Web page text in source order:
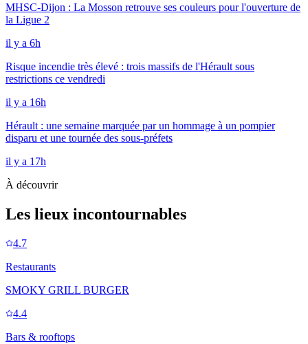
MHSC-Dijon : La Mosson retrouve ses couleurs pour l'ouverture de
la Ligue 2
il y a 6h
Risque incendie très élevé : trois massifs de l'Hérault sous
restrictions ce vendredi
il y a 16h
Hérault : une semaine marquée par un hommage à un pompier
disparu et une tournée des sous-préfets
il y a 17h
À découvrir
Les lieux incontournables
4.7
Restaurants
SMOKY GRILL BURGER
4.4
Bars & rooftops